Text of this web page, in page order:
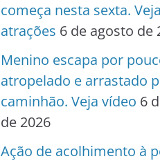
começa nesta sexta.
atrações 6 de agosto de
Menino escapa por
atropelado e arrastado
caminhão. Veja vídeo 6
de 2026
Ação de acolhimento à